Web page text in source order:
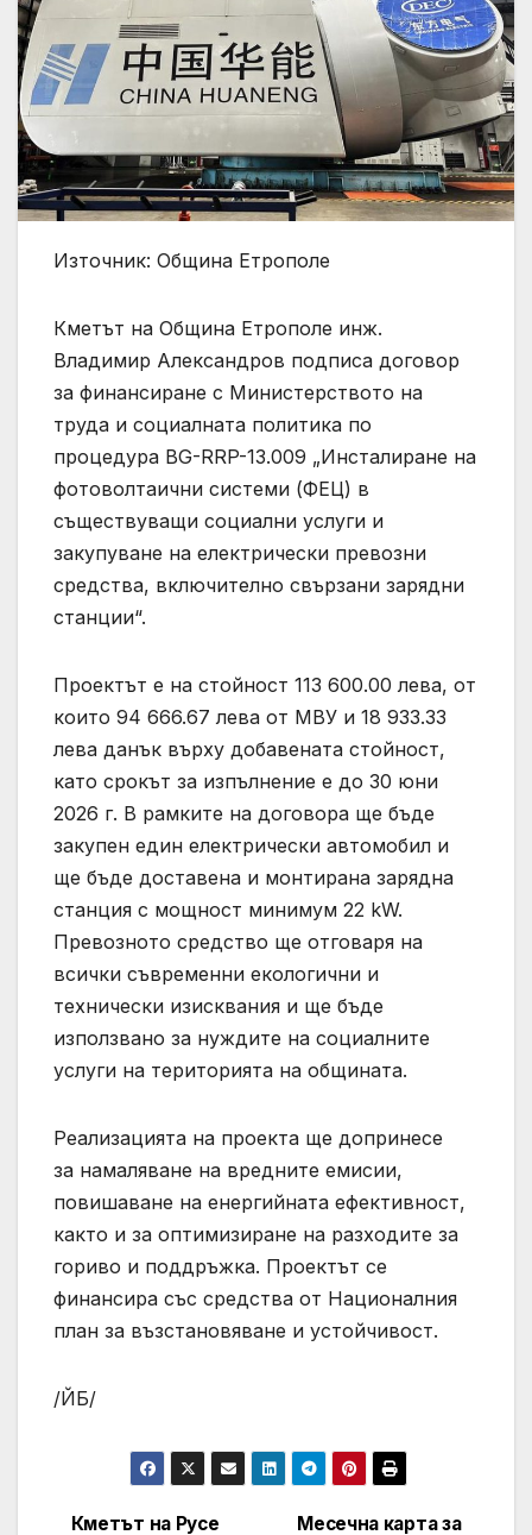
Източник: Община Етрополе
Кметът на Община Етрополе инж.
Владимир Александров подписа договор
за финансиране с Министерството на
труда и социалната политика по
процедура BG-RRP-13.009 „Инсталиране на
фотоволтаични системи (ФЕЦ) в
съществуващи социални услуги и
закупуване на електрически превозни
средства, включително свързани зарядни
станции“.
Проектът е на стойност 113 600.00 лева, от
които 94 666.67 лева от МВУ и 18 933.33
лева данък върху добавената стойност,
като срокът за изпълнение е до 30 юни
2026 г. В рамките на договора ще бъде
закупен един електрически автомобил и
ще бъде доставена и монтирана зарядна
станция с мощност минимум 22 kW.
Превозното средство ще отговаря на
всички съвременни екологични и
технически изисквания и ще бъде
използвано за нуждите на социалните
услуги на територията на общината.
Реализацията на проекта ще допринесе
за намаляване на вредните емисии,
повишаване на енергийната ефективност,
както и за оптимизиране на разходите за
гориво и поддръжка. Проектът се
финансира със средства от Националния
план за възстановяване и устойчивост.
/ЙБ/
Месечна карта за
Кметът на Русе